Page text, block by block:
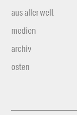
aus aller welt
medien
archiv
osten